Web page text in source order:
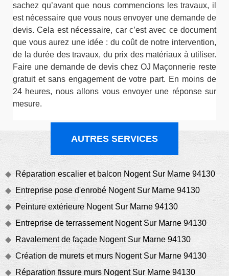
sachez qu’avant que nous commencions les travaux, il
est nécessaire que vous nous envoyer une demande de
devis. Cela est nécessaire, car c’est avec ce document
que vous aurez une idée : du coût de notre intervention,
de la durée des travaux, du prix des matériaux à utiliser.
Faire une demande de devis chez OJ Maçonnerie reste
gratuit et sans engagement de votre part. En moins de
24 heures, nous allons vous envoyer une réponse sur
mesure.
AUTRES SERVICES
Réparation escalier et balcon Nogent Sur Marne 94130
Entreprise pose d'enrobé Nogent Sur Marne 94130
Peinture extérieure Nogent Sur Marne 94130
Entreprise de terrassement Nogent Sur Marne 94130
Ravalement de façade Nogent Sur Marne 94130
Création de murets et murs Nogent Sur Marne 94130
Réparation fissure murs Nogent Sur Marne 94130